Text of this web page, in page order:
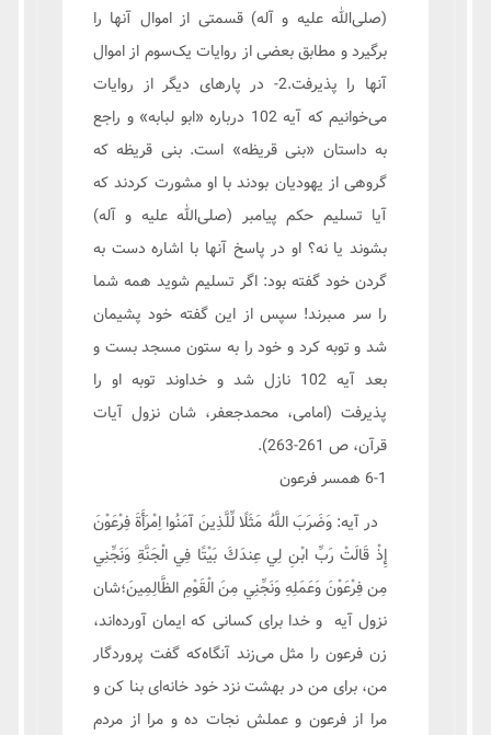
(صلی‌الله عليه و آله) قسمتى از اموال آنها را
برگيرد و مطابق بعضى از روايات یک‌سوم از اموال
آنها را پذيرفت.2- در پاره‏اى ديگر از روايات
می‌خوانیم كه آيه 102 درباره «ابو لبابه» و راجع
به داستان «بنى قريظه» است. بنى قريظه كه
گروهى از يهوديان بودند با او مشورت كردند كه
آيا تسليم حكم پيامبر (صلی‌الله عليه و آله)
بشوند يا نه؟ او در پاسخ آنها با اشاره دست به
گردن خود گفته بود: اگر تسليم شويد همه شما
را سر مى‏برند! سپس از اين گفته خود پشيمان
شد و توبه كرد و خود را به ستون مسجد بست و
بعد آيه 102 نازل شد و خداوند توبه او را
پذیرفت (امامی، محمدجعفر، شان نزول آیات
قرآن، ص 261-263).
6-1 همسر فرعون
در آیه: وَضَرَبَ اللَّهُ مَثَلًا لِّلَّذِينَ آمَنُوا اِمْرَأَةَ فِرْعَوْنَ
إِذْ قَالَتْ رَبِّ ابْنِ لِي عِندَكَ بَيْتًا فِي الْجَنَّةِ وَنَجِّنِي
مِن فِرْعَوْنَ وَعَمَلِهِ وَنَجِّنِي مِنَ الْقَوْمِ الظَّالِمِينَ؛شان
نزول آیه و خدا برای کسانی که ايمان آورده‌اند،
زن فرعون را مثل می‌زند آنگاه‌که گفت پروردگار
من، برای من در بهشت نزد خود خانه‌ای بنا کن و
مرا از فرعون و عملش نجات ده و مرا از مردم